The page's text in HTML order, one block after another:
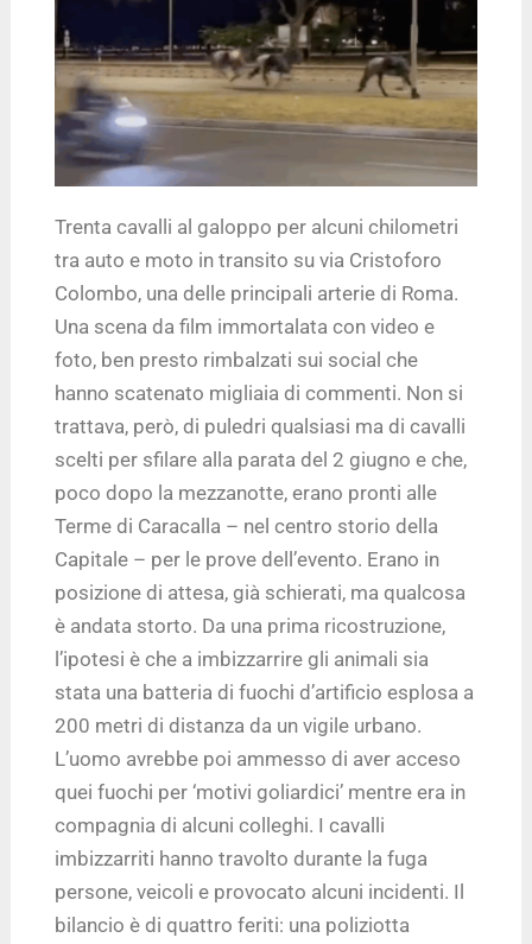
Trenta cavalli al galoppo per alcuni chilometri
tra auto e moto in transito su via Cristoforo
Colombo, una delle principali arterie di Roma.
Una scena da film immortalata con video e
foto, ben presto rimbalzati sui social che
hanno scatenato migliaia di commenti. Non si
trattava, però, di puledri qualsiasi ma di cavalli
scelti per sfilare alla parata del 2 giugno e che,
poco dopo la mezzanotte, erano pronti alle
Terme di Caracalla – nel centro storio della
Capitale – per le prove dell’evento. Erano in
posizione di attesa, già schierati, ma qualcosa
è andata storto. Da una prima ricostruzione,
l’ipotesi è che a imbizzarrire gli animali sia
stata una batteria di fuochi d’artificio esplosa a
200 metri di distanza da un vigile urbano.
L’uomo avrebbe poi ammesso di aver acceso
quei fuochi per ‘motivi goliardici’ mentre era in
compagnia di alcuni colleghi. I cavalli
imbizzarriti hanno travolto durante la fuga
persone, veicoli e provocato alcuni incidenti. Il
bilancio è di quattro feriti: una poliziotta